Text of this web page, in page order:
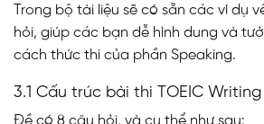
Trong bộ tài liệu sẽ có sẵn các ví dụ
hỏi, giúp các bạn dễ hình dung và
cách thức thi của phần Speaking.
3.1 Cấu trúc bài thi TOEIC Writing